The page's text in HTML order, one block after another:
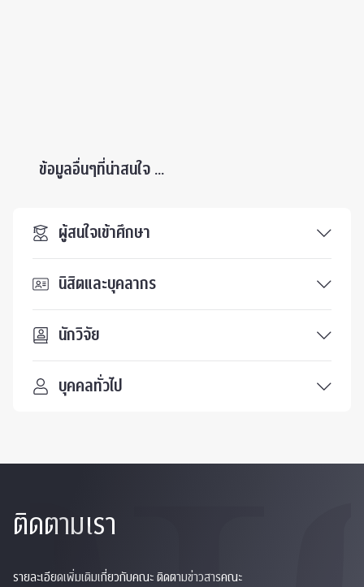
ข้อมูลอื่นๆที่น่าสนใจ ...
ผู้สนใจเข้าศึกษา
นิสิตและบุคลากร
นักวิจัย
บุคคลทั่วไป
ติดตามเรา
รายละเอียดเพิ่มเติมเกี่ยวกับคณะ ติดตามข่าวสารคณะ